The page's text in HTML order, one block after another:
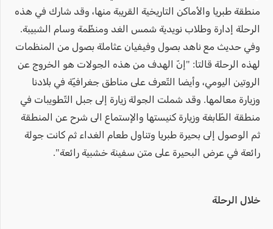
منطقة طبريا والأماكن التاريخية القريبة منها، وقد شارك في هذه
الرحلة إدارة وطلاب نويدية شمس الغد ومنظّمة وسام الشبيبة.
وفي حديث مع ناهد بصول وفيفيان عثاملة بصول من المنظمات
لهذه الرحلة قالتا: "إنّ الهدف من هذه الجولات هو الخروج عن
الروتين اليومي، وأيضا التّعرف على مناطق جغرافيّة في بلادنا
وزيارة معالمها. وقد شملت الجولة زيارة إلى جبل التّطويبات في
منطقة الطّابغة وزيارة كنيستها والإستماع الى شرح عن المنطقة
ثم الوصول إلى بحيرة طبريا وتناول طعام الغداء ثم كانت جولة
رائعة في عرض البحيرة على متن سفينة خشبية رائعة".
خلال الرحلة